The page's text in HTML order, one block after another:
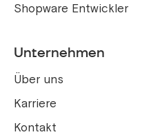
Shopware Entwickler
Unternehmen
Über uns
Karriere
Kontakt